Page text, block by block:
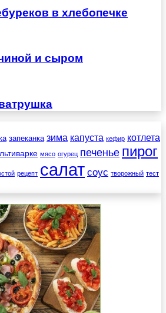
в хлебопечке
и сыром
запеканка зима капуста кефир котлета
мясо огурец печенье пирог
рецепт салат соус творожный тест